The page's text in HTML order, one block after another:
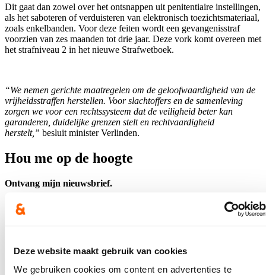
Deze website maakt gebruik van cookies
We gebruiken cookies om content en advertenties te
Dit gaat dan zowel over het ontsnappen uit penitentiaire instellingen,
als het saboteren of verduisteren van elektronisch toezichtsmateriaal,
zoals enkelbanden. Voor deze feiten wordt een gevangenisstraf
voorzien van zes maanden tot drie jaar. Deze vork komt overeen met
het strafniveau 2 in het nieuwe Strafwetboek.
“We nemen gerichte maatregelen om de geloofwaardigheid van de
vrijheidsstraffen herstellen. Voor slachtoffers en de samenleving
zorgen we voor een rechtssysteem dat de veiligheid beter kan
garanderen, duidelijke grenzen stelt en rechtvaardigheid
herstelt,” besluit minister Verlinden.
Hou me op de hoogte
Ontvang mijn nieuwsbrief.
Ja, ik wens de nieuwsbrief van Annelies Verlinden te ontvangen op